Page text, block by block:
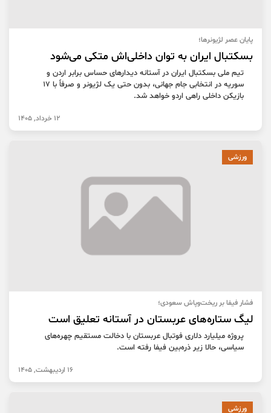
پایان عصر لژیونرها؛
بسکتبال ایران به توان داخلی‌اش متکی می‌شود
تیم ملی بسکتبال ایران در آستانه دیدارهای حساس برابر اردن و
سوریه در انتخابی جام جهانی، بدون حتی یک لژیونر و صرفاً با ۱۷
بازیکن داخلی راهی اردو خواهد شد.
12 خرداد, 1405
ورزشی
فشار فیفا بر ریخت‌وپاش سعودی؛
لیگ ستاره‌های عربستان در آستانه تعلیق است
پروژه میلیارد دلاری فوتبال عربستان با دخالت مستقیم چهره‌های
سیاسی، حالا زیر ذره‌بین فیفا رفته است.
16 اردیبهشت, 1405
ورزشی